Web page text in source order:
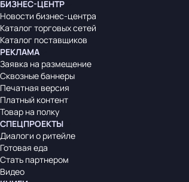
БИЗНЕС-ЦЕНТР
Новости бизнес-центра
Каталог торговых сетей
Каталог поставщиков
РЕКЛАМА
Заявка на размещение
Сквозные баннеры
Печатная версия
Платный контент
Товар на полку
СПЕЦПРОЕКТЫ
Диалоги о ритейле
Готовая еда
Стать партнером
Видео